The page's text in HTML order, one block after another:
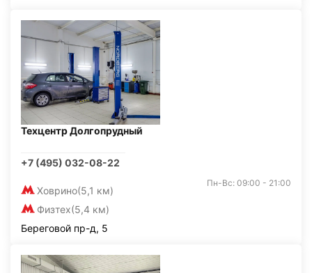
Техцентр Долгопрудный
+7 (495) 032-08-22
Ховрино(5,1 км)
Физтех(5,4 км)
Пн-Вс: 09:00 - 21:00
Береговой пр-д, 5